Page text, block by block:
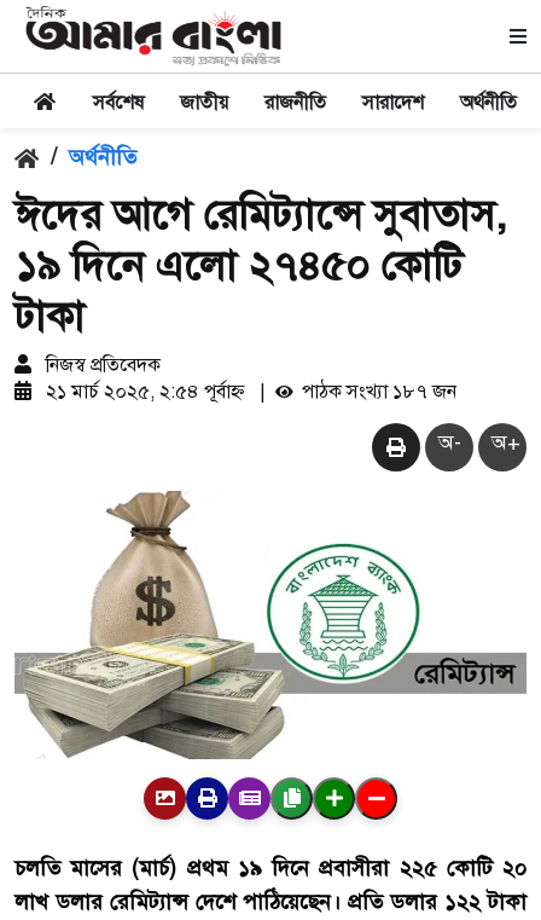
সর্বশেষ জাতীয় রাজনীতি সারাদেশ অর্থনীতি
/ অর্থনীতি
ঈদের আগে রেমিট্যান্সে সুবাতাস,
১৯ দিনে এলো ২৭৪৫০ কোটি
টাকা
নিজস্ব প্রতিবেদক
২১ মার্চ ২০২৫, ২:৫৪ পূর্বাহ্ন
পাঠক সংখ্যা ১৮৭ জন
অ- অ+
চলতি মাসের (মার্চ) প্রথম ১৯ দিনে প্রবাসীরা ২২৫ কোটি ২০
লাখ ডলার রেমিট্যান্স দেশে পাঠিয়েছেন। প্রতি ডলার ১২২ টাকা